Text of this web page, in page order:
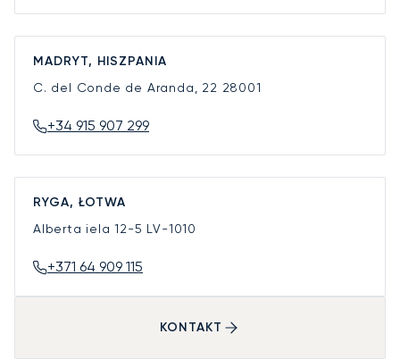
MADRYT, HISZPANIA
C. del Conde de Aranda, 22 28001
+34 915 907 299
RYGA, ŁOTWA
Alberta iela 12-5 LV-1010
+371 64 909 115
KONTAKT